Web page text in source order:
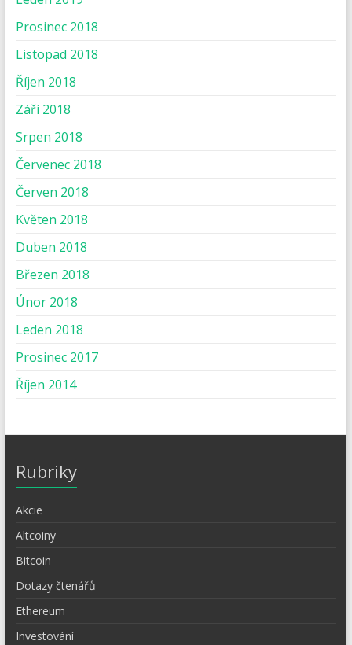
Prosinec 2018
Listopad 2018
Říjen 2018
Září 2018
Srpen 2018
Červenec 2018
Červen 2018
Květen 2018
Duben 2018
Březen 2018
Únor 2018
Leden 2018
Prosinec 2017
Říjen 2014
Rubriky
Akcie
Altcoiny
Bitcoin
Dotazy čtenářů
Ethereum
Investování